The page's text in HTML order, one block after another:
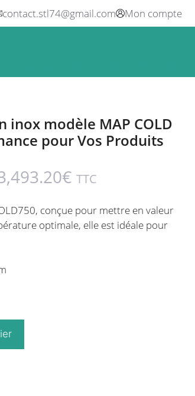
contact.stl74@gmail.com Mon compte
modèle MAP COLD
pour Vos Produits
€ TTC
conçue pour mettre en valeur
optimale, elle est idéale pour